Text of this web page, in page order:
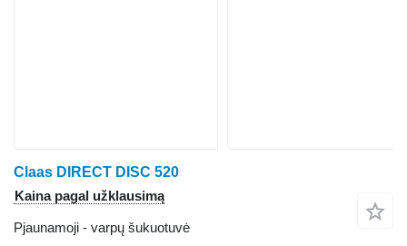
Claas DIRECT DISC 520
Kaina pagal užklausimą
Pjaunamoji - varpų šukuotuvė